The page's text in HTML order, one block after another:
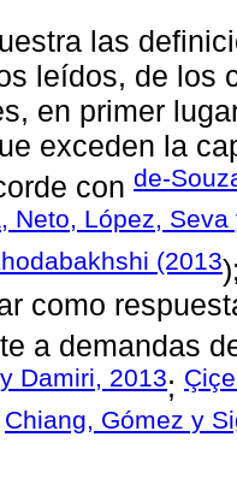
las
leídos, de los
en primer
exceden la
con de-
Neto, López, Seva
(2013
como
a demandas
Damiri, 2013;
Chiang, Gómez y